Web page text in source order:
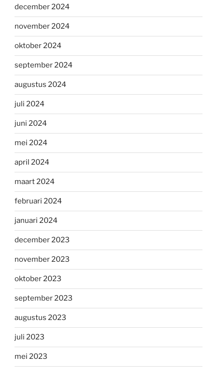
december 2024
november 2024
oktober 2024
september 2024
augustus 2024
juli 2024
juni 2024
mei 2024
april 2024
maart 2024
februari 2024
januari 2024
december 2023
november 2023
oktober 2023
september 2023
augustus 2023
juli 2023
mei 2023